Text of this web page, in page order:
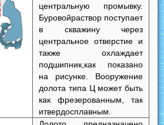
центральную промывку.
Буровойраствор поступает
в скважину через
центральное отверстие и
также охлаждает
подшипник,как показано
на рисунке. Вооружение
долота типа Ц может быть
как фрезерованным, так
итвердосплавным.